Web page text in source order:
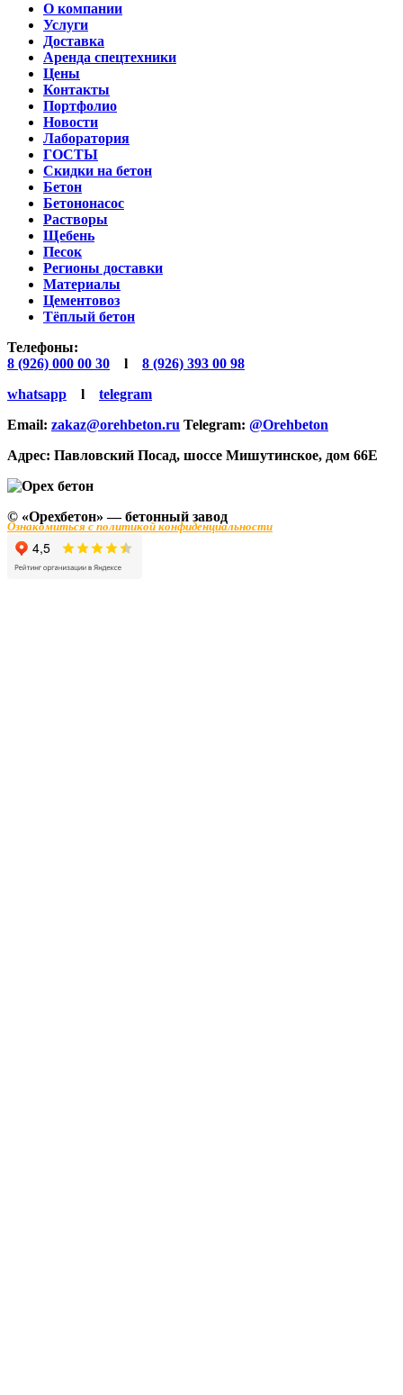
О компании
Услуги
Доставка
Аренда спецтехники
Цены
Контакты
Портфолио
Новости
Лаборатория
ГОСТЫ
Скидки на бетон
Бетон
Бетононасос
Растворы
Щебень
Песок
Регионы доставки
Материалы
Цементовоз
Тёплый бетон
Телефоны:
8 (926) 000 00 30
l
8 (926) 393 00 98
whatsapp
l
telegram
Email: zakaz@orehbeton.ru Telegram: @Orehbeton
Адрес: Павловский Посад, шоссе Мишутинское, дом 66Е
© «Орехбетон» — бетонный завод
Ознакомиться с политикой конфиденциальности